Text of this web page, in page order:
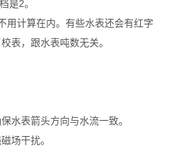
是2。
用计算在内。有些水表还会有红字
表，跟水表吨数无关。
水表箭头方向与水流一致。
场干扰。